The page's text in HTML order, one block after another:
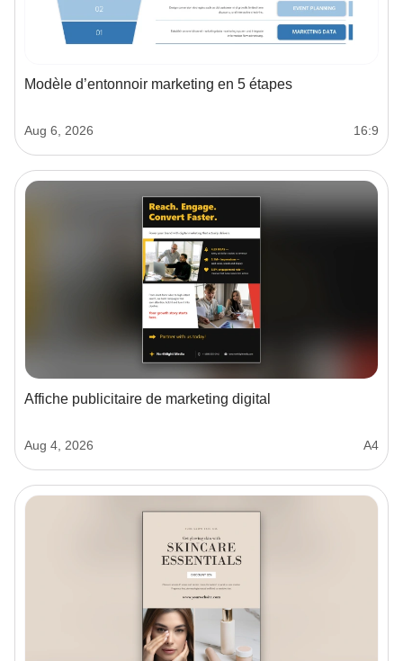
Modèle d’entonnoir marketing en 5 étapes
Aug 6, 2026 16:9
Affiche publicitaire de marketing digital
Aug 4, 2026 A4